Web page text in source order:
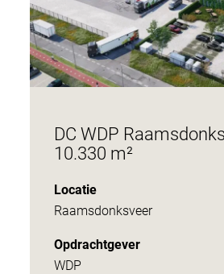
DC WDP
10.330 m²
Locatie
Raamsdonksveer
Opdrachtgever
WDP